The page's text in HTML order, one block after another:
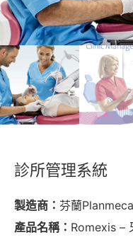
診所管理系統
製造商： 芬蘭
產品名稱： Romexis –